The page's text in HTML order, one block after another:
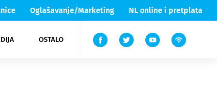
Oglašavanje/Marketing NL online i pretplata
OSTALO
Lika & Senj
TV